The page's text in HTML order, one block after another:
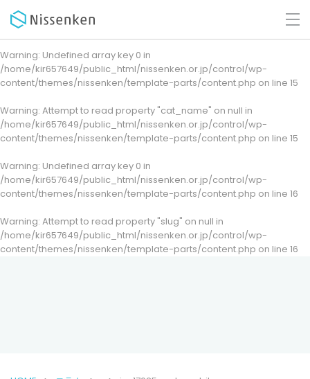
Warning: Undefined array key 0 in
/home/kir657649/public_html/nissenken.or.jp/control/wp-
content/themes/nissenken/template-parts/content.php on line 15
Warning: Attempt to read property "cat_name" on null in
/home/kir657649/public_html/nissenken.or.jp/control/wp-
content/themes/nissenken/template-parts/content.php on line 15
Warning: Undefined array key 0 in
/home/kir657649/public_html/nissenken.or.jp/control/wp-
content/themes/nissenken/template-parts/content.php on line 16
Warning: Attempt to read property "slug" on null in
/home/kir657649/public_html/nissenken.or.jp/control/wp-
content/themes/nissenken/template-parts/content.php on line 16